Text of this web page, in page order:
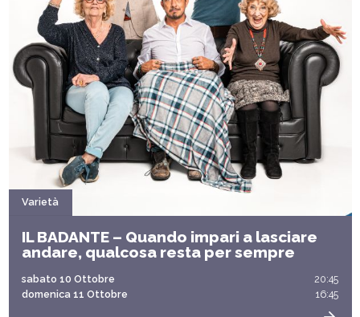
Varietà
IL BADANTE – Quando impari a lasciare
andare, qualcosa resta per sempre
sabato 10 Ottobre
20:45
domenica 11 Ottobre
16:45